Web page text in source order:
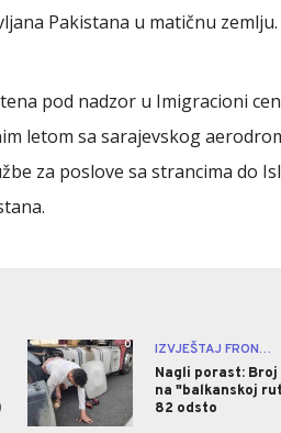
Pakistana u matičnu zemlju.
pod nadzor u Imigracioni
letom sa sarajevskog
za poslove sa strancima do
0 IZVJEŠTAJ FRONTEKSA
Nagli porast:
na "balkanskoj
82 odsto